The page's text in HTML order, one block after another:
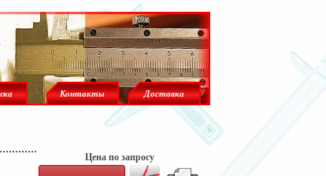
Контакты Доставка
Цена по запросу